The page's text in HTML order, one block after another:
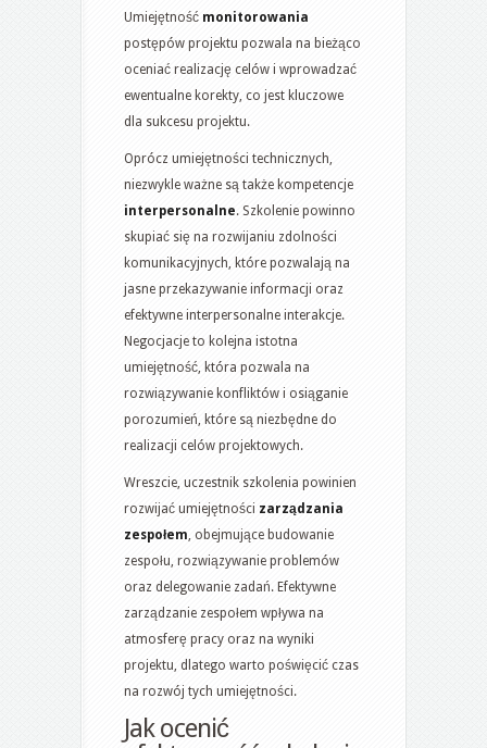
Umiejętność monitorowania
postępów projektu pozwala na bieżąco
oceniać realizację celów i wprowadzać
ewentualne korekty, co jest kluczowe
dla sukcesu projektu.
Oprócz umiejętności technicznych,
niezwykle ważne są także kompetencje
interpersonalne. Szkolenie powinno
skupiać się na rozwijaniu zdolności
komunikacyjnych, które pozwalają na
jasne przekazywanie informacji oraz
efektywne interpersonalne interakcje.
Negocjacje to kolejna istotna
umiejętność, która pozwala na
rozwiązywanie konfliktów i osiąganie
porozumień, które są niezbędne do
realizacji celów projektowych.
Wreszcie, uczestnik szkolenia powinien
rozwijać umiejętności zarządzania
zespołem , obejmujące budowanie
zespołu, rozwiązywanie problemów
oraz delegowanie zadań. Efektywne
zarządzanie zespołem wpływa na
atmosferę pracy oraz na wyniki
projektu, dlatego warto poświęcić czas
na rozwój tych umiejętności.
Jak ocenić